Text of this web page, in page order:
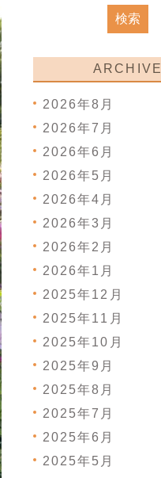
ARCHIVE
2026年8月
2026年7月
2026年6月
2026年5月
2026年4月
2026年3月
2026年2月
2026年1月
2025年12月
2025年11月
2025年10月
2025年9月
2025年8月
2025年7月
2025年6月
2025年5月